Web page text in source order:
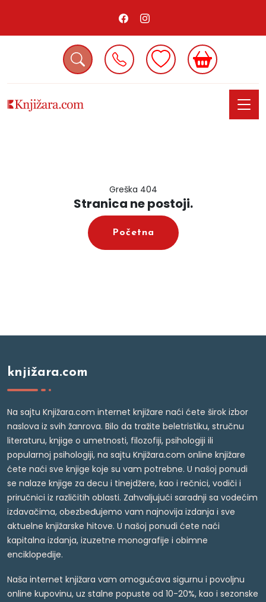
Greška 404
Stranica ne postoji.
Početna
knjižara.com
Na sajtu Knjižara.com internet knjižare naći ćete širok izbor
naslova iz svih žanrova. Bilo da tražite beletristiku, stručnu
literaturu, knjige o umetnosti, filozofiji, psihologiji ili
popularnoj psihologiji, na sajtu Knjižara.com online knjižare
ćete naći sve knjige koje su vam potrebne. U našoj ponudi
se nalaze knjige za decu i tinejdžere, kao i rečnici, vodiči i
priručnici iz različitih oblasti. Zahvaljujući saradnji sa vodećim
izdavačima, obezbeđujemo vam najnovija izdanja i sve
aktuelne knjižarske hitove. U našoj ponudi ćete naći
kapitalna izdanja, izuzetne monografije i obimne
enciklopedije.
Naša internet knjižara vam omogućava sigurnu i povoljnu
online kupovinu, uz stalne popuste od 10-20%, kao i sezonske